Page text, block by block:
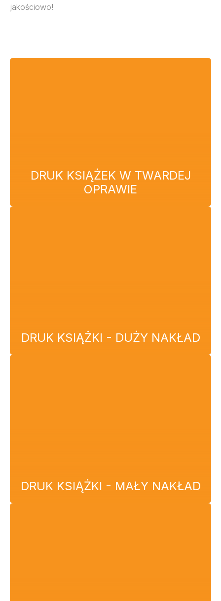
jakościowo!
DRUK KSIĄŻEK W TWARDEJ
OPRAWIE
DRUK KSIĄŻKI - DUŻY NAKŁAD
DRUK KSIĄŻKI - MAŁY NAKŁAD